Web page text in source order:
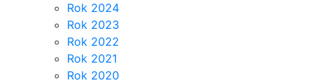
Rok 2024
Rok 2023
Rok 2022
Rok 2021
Rok 2020